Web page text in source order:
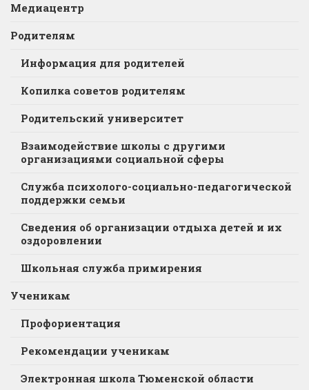
Медиацентр
Родителям
Информация для родителей
Копилка советов родителям
Родительский университет
Взаимодействие школы с другими
организациями социальной сферы
Служба психолого-социально-педагогической
поддержки семьи
Сведения об организации отдыха детей и их
оздоровлении
Школьная служба примирения
Ученикам
Профориентация
Рекомендации ученикам
Электронная школа Тюменской области